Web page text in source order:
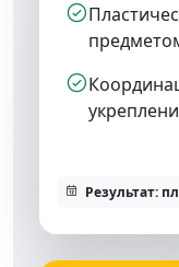
Результат: